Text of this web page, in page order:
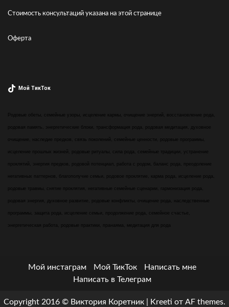
Стоимость консультаций указана на этой странице
Оферта
Мой ТикТок
Родовые обеты, семейные узоры, исцеление кармы, очищение энергий, восстановление рода,
родовая память, энергетические блоки, трансформация рода, родовая медитация, духовное
очищение, наследие предков, связь поколений, семейные ценности, родовые программы,
исцеление прошлых жизней, родовые ритуалы, сила рода, семейные традиции, устранение
проклятий, энергия предков, родовой потенциал, работа с родом, баланс рода, преодоление
негативных паттернов, благополучие семьи, родовое проклятие, карма рода, исцеление рода,
родовые травмы, снятие проклятия, негативные семейные сценарии, гармонизация рода,
родовая энергия, духовное развитие, родовые конфликты, очищение рода, наследственные
программы, защита рода, исцеление семьи, продолжение рода, семейное счастье,
энергетическая работа, родовые практики, пранаяма, медитация для рода
Мой инстаграм Мой ТикТок
Написать мне
Написать в Телеграм
Copyright 2016 © Виктория Коретник Kreeti от AF themes.